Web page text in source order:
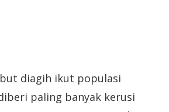
diagih ikut populasi
paling banyak kerusi